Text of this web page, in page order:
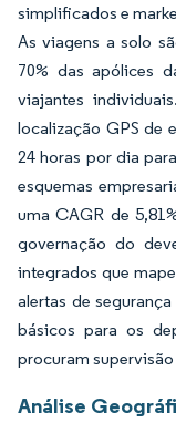
simplificados e
As viagens a solo
70% das apólices
viajantes
localização GPS de
24 horas por dia
esquemas
uma CAGR de
governação do
integrados que
alertas de
básicos para os
procuram
Análise